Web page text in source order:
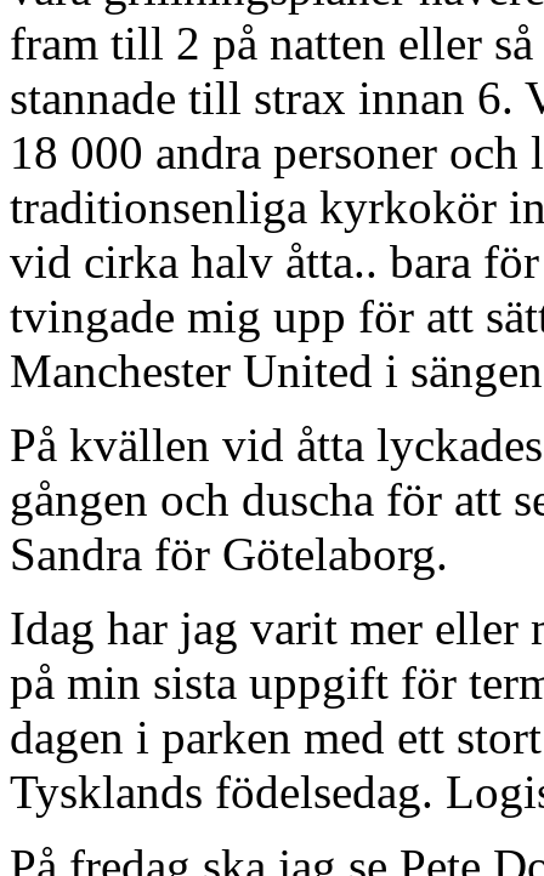
fram till 2 på natten eller
stannade till strax innan 6.
18 000 andra personer och
traditionsenliga kyrkokör
vid cirka halv åtta.. bara
tvingade mig upp för att
Manchester United i
På kvällen vid åtta
gången och duscha för att
Sandra för Götelaborg.
Idag har jag varit mer eller
på min sista uppgift för
dagen i parken med ett
Tysklands födelsedag.
På fredag ska jag se Pete